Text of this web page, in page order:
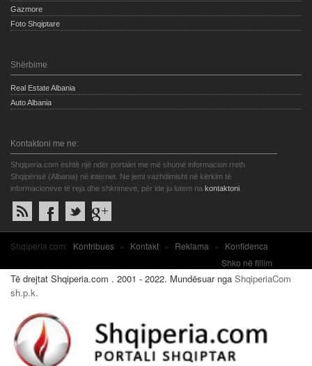
Gazmore
Foto Shqiptare
Shërbime
Real Estate Albania
Auto Albania
Kontaktoni me ne:
Shqiperia.com është një ndër portalet me më shumë informacion rreth
Shqipërisë (Albania) në internet. Ne jemi vazhdimisht në kërkim të
informacioneve të reja dhe shkrimeve, për ide ju lutem na kontaktoni
Shqiperia.com: Kontribues » Kontakt » Reklama »
Konfidenca
Shko në fillim
Të drejtat Shqiperia.com . 2001 - 2022. Mundësuar nga ShqiperiaCom
sh.p.k.